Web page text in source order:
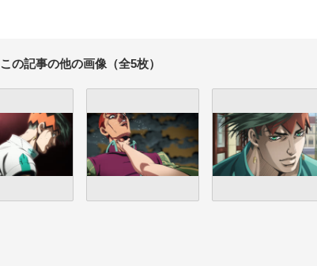
この記事の他の画像（全5枚）